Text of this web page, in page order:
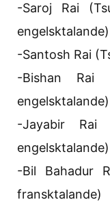
-Saroj Rai
engelsktalande)
-Santosh Rai
-Bishan Rai
engelsktalande)
-Jayabir Rai
engelsktalande)
-Bil Bahadur
fransktalande)